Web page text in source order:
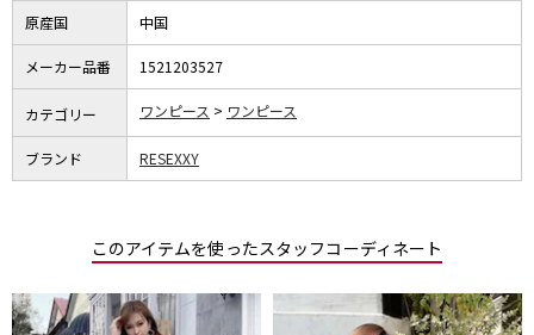
原産国 中国
メーカー品番 1521203527
カテゴリー ワンピース ワンピース
ブランド RESEXXY
このアイテムを使ったスタッフコーディネート